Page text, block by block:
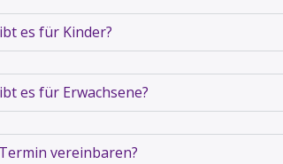
es für Kinder?
es für Erwachsene?
vereinbaren?